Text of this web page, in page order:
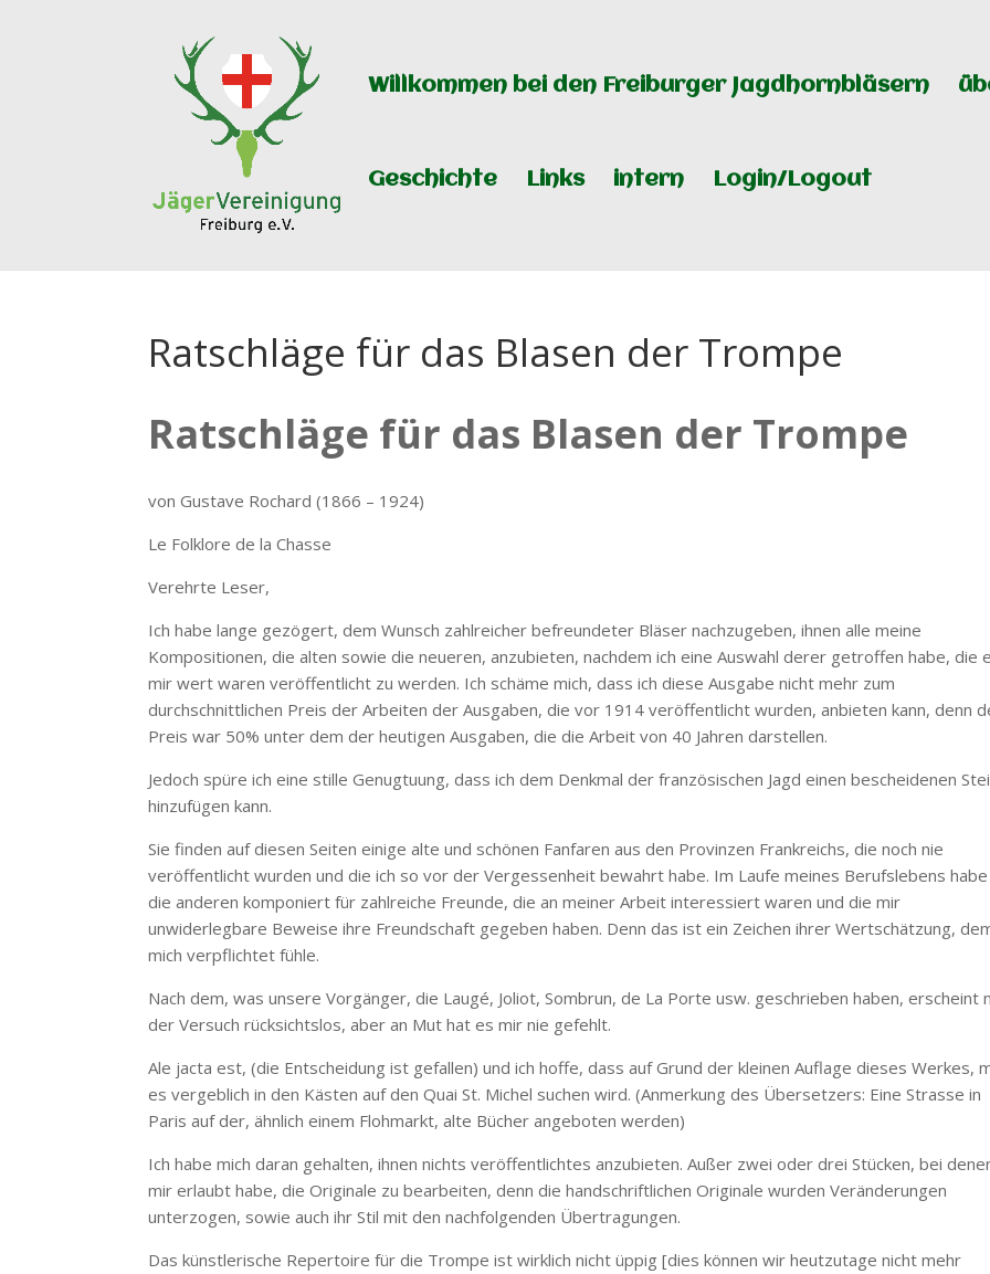
Willkommen bei den Freiburger Jagdhornbläsern
Geschichte Links intern Login/Logout
Ratschläge für das Blasen der Trompe
Ratschläge für das Blasen der Trompe
von Gustave Rochard (1866 – 1924)
Le Folklore de la Chasse
Verehrte Leser,
Ich habe lange gezögert, dem Wunsch zahlreicher befreundeter Bläser nachzugeben, ihnen alle meine
Kompositionen, die alten sowie die neueren, anzubieten, nachdem ich eine Auswahl derer getroffen habe, die
mir wert waren veröffentlicht zu werden. Ich schäme mich, dass ich diese Ausgabe nicht mehr zum
durchschnittlichen Preis der Arbeiten der Ausgaben, die vor 1914 veröffentlicht wurden, anbieten kann, denn
Preis war 50% unter dem der heutigen Ausgaben, die die Arbeit von 40 Jahren darstellen.
Jedoch spüre ich eine stille Genugtuung, dass ich dem Denkmal der französischen Jagd einen bescheidenen
hinzufügen kann.
Sie finden auf diesen Seiten einige alte und schönen Fanfaren aus den Provinzen Frankreichs, die noch nie
veröffentlicht wurden und die ich so vor der Vergessenheit bewahrt habe. Im Laufe meines Berufslebens habe
die anderen komponiert für zahlreiche Freunde, die an meiner Arbeit interessiert waren und die mir
unwiderlegbare Beweise ihre Freundschaft gegeben haben. Denn das ist ein Zeichen ihrer Wertschätzung,
mich verpflichtet fühle.
Nach dem, was unsere Vorgänger, die Laugé, Joliot, Sombrun, de La Porte usw. geschrieben haben, erscheint
der Versuch rücksichtslos, aber an Mut hat es mir nie gefehlt.
Ale jacta est, (die Entscheidung ist gefallen) und ich hoffe, dass auf Grund der kleinen Auflage dieses Werkes,
es vergeblich in den Kästen auf den Quai St. Michel suchen wird. (Anmerkung des Übersetzers: Eine Strasse in
Paris auf der, ähnlich einem Flohmarkt, alte Bücher angeboten werden)
Ich habe mich daran gehalten, ihnen nichts veröffentlichtes anzubieten. Außer zwei oder drei Stücken, bei
mir erlaubt habe, die Originale zu bearbeiten, denn die handschriftlichen Originale wurden Veränderungen
unterzogen, sowie auch ihr Stil mit den nachfolgenden Übertragungen.
Das künstlerische Repertoire für die Trompe ist wirklich nicht üppig [dies können wir heutzutage nicht mehr